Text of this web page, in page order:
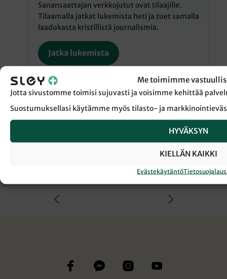
Me toimimme
Jotta sivustomme toimisi sujuvasti ja voisimme kehittää
Suostumuksellasi käytämme myös tilasto- ja
HYVÄKSYN
KIELLÄN KAIKKI
Evästekäytäntö
Sanansaattajan verkkojutut ovat tilaajille.
Tilaamalla jatkat lukemista heti ja tuet samalla
laadukasta kristillistä journalismia.
Jatka lukemista
← Takaisin Sanansaattaja-lehden etusivulle
JAPANI